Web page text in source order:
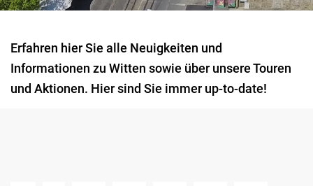
Erfahren hier Sie alle Neuigkeiten und
Informationen zu Witten sowie über unsere Touren
und Aktionen. Hier sind Sie immer up-to-date!